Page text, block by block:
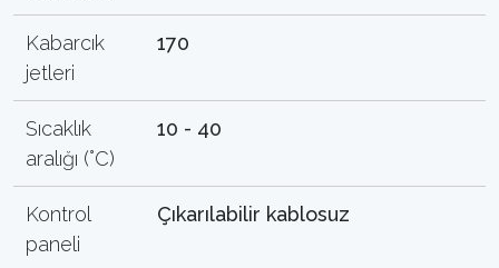
Kabarcık
jetleri
170
Sıcaklık
aralığı (°C)
10 - 40
Kontrol
paneli
Çıkarılabilir kablosuz